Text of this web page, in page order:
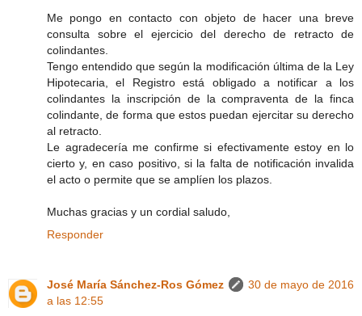
Me pongo en contacto con objeto de hacer una breve
consulta sobre el ejercicio del derecho de retracto de
colindantes.
Tengo entendido que según la modificación última de la Ley
Hipotecaria, el Registro está obligado a notificar a los
colindantes la inscripción de la compraventa de la finca
colindante, de forma que estos puedan ejercitar su derecho
al retracto.
Le agradecería me confirme si efectivamente estoy en lo
cierto y, en caso positivo, si la falta de notificación invalida
el acto o permite que se amplíen los plazos.
Muchas gracias y un cordial saludo,
Responder
José María Sánchez-Ros Gómez
30 de mayo de 2016
a las 12:55